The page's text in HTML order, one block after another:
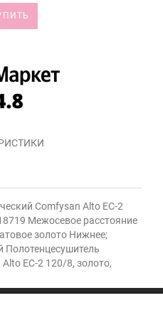
Comfysan Alto EC-2
Межосевое расстояние
золото Нижнее;
Полотенцесушитель
EC-2 120/8, золото,